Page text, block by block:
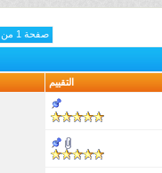
صفحة 1 من 319
التقييم